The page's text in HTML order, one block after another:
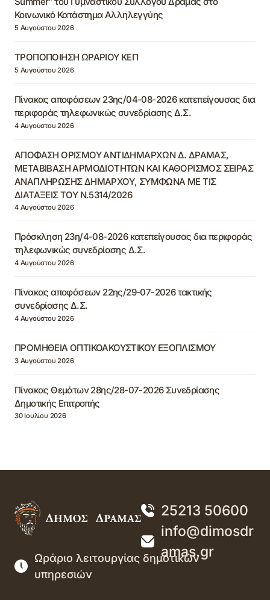
Κοινωνικό Κατάστημα Αλληλεγγύης
5 Αυγούστου 2026
ΤΡΟΠΟΠΟΙΗΣΗ ΩΡΑΡΙΟΥ ΚΕΠ
5 Αυγούστου 2026
Πίνακας αποφάσεων 23ης/04-08-2026 κατεπείγουσας δια
περιφοράς τηλεφωνικώς συνεδρίασης Δ.Σ.
4 Αυγούστου 2026
ΑΠΟΦΑΣΗ ΟΡΙΣΜΟΥ ΑΝΤΙΔΗΜΑΡΧΩΝ Δ. ΔΡΑΜΑΣ,
ΜΕΤΑΒΙΒΑΣΗ ΑΡΜΟΔΙΟΤΗΤΩΝ ΚΑΙ ΚΑΘΟΡΙΣΜΟΣ ΣΕΙΡΑΣ
ΑΝΑΠΛΗΡΩΣΗΣ ΔΗΜΑΡΧΟΥ, ΣΥΜΦΩΝΑ ΜΕ ΤΙΣ
ΔΙΑΤΑΞΕΙΣ ΤΟΥ Ν.5314/2026
4 Αυγούστου 2026
Πρόσκληση 23η/4-08-2026 κατεπείγουσας δια περιφοράς
τηλεφωνικώς συνεδρίασης Δ.Σ.
4 Αυγούστου 2026
Πίνακας αποφάσεων 22ης/29-07-2026 τακτικής
συνεδρίασης Δ.Σ.
4 Αυγούστου 2026
ΠΡΟΜΗΘΕΙΑ ΟΠΤΙΚΟΑΚΟΥΣΤΙΚΟΥ ΕΞΟΠΛΙΣΜΟΥ
3 Αυγούστου 2026
Πίνακας Θεμάτων 28ης/28-07-2026 Συνεδρίασης
Δημοτικής Επιτροπής
30 Ιουλίου 2026
25213 50600
info@dimosdr
amas.gr
Ωράριο λειτουργίας δημοτικών
υπηρεσιών